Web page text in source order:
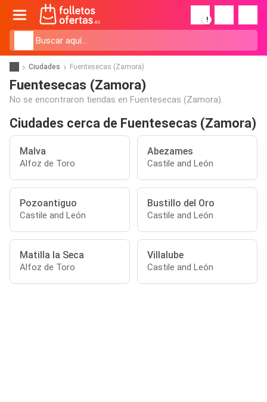
!
Ciudades Fuentesecas (Zamora)
Fuentesecas (Zamora)
No se encontraron tiendas en Fuentesecas (Zamora).
Ciudades cerca de Fuentesecas (Zamora)
Malva
Alfoz de Toro
Abezames
Castile and León
Pozoantiguo
Castile and León
Bustillo del Oro
Castile and León
Matilla la Seca
Alfoz de Toro
Villalube
Castile and León